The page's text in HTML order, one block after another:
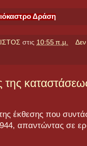
Δράση
στις 10:55 π.μ.
της
έκθεσης που
απαντώντας σε